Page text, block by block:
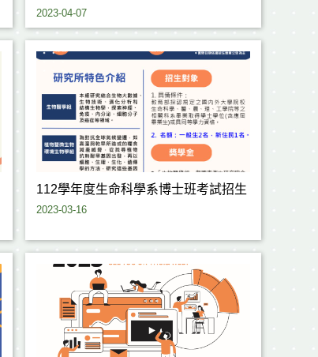
Research Conference＃
2023-04-07
112學年度生命科學系博士班考試招生
2023-03-16